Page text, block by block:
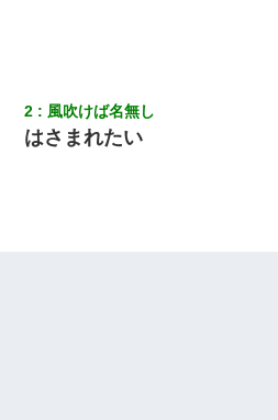
2 風吹けば名無し
はさまれたい